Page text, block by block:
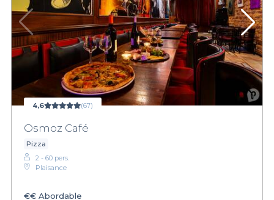
4,6 (67)
Osmoz Café
Pizza
2 - 60 pers.
Plaisance
€€ Abordable